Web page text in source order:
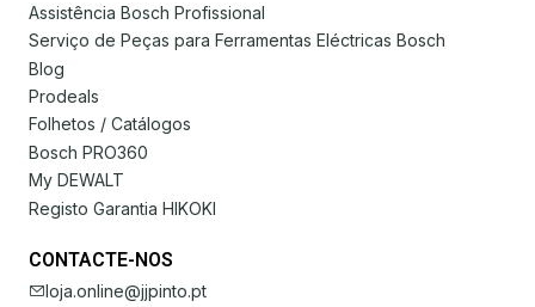
Assistência Bosch Profissional
Serviço de Peças para Ferramentas Eléctricas Bosch
Blog
Prodeals
Folhetos / Catálogos
Bosch PRO360
My DEWALT
Registo Garantia HIKOKI
CONTACTE-NOS
loja.online@jjpinto.pt